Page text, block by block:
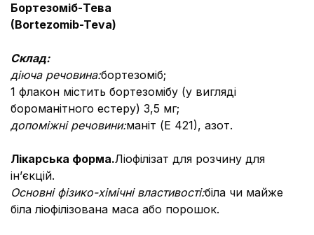
Бортезоміб-Тева
(Bortezomib-Teva)
Склад:
діюча речовина:бортезоміб;
1 флакон містить бортезомібу (у вигляді
бороманітного естеру) 3,5 мг;
допоміжні речовини:маніт (Е 421), азот.
Лікарська форма.Ліофілізат для розчину для
ін’єкцій.
Основні фізико-хімічні властивості:біла чи майже
біла ліофілізована маса або порошок.